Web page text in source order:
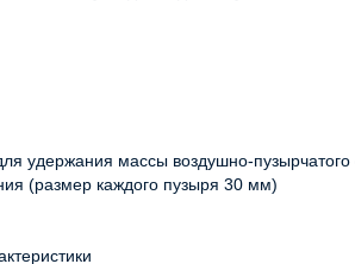
удержания массы воздушно-пузырчатого
(размер каждого пузыря 30 мм)